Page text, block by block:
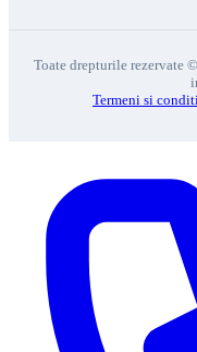
Toate drepturile rezervate
Termeni si